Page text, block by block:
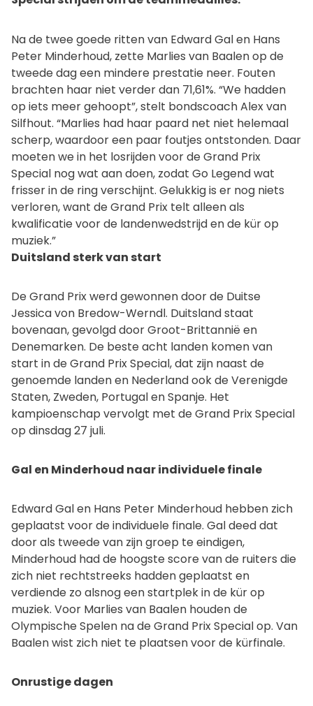
Na de twee goede ritten van Edward Gal en Hans
Peter Minderhoud, zette Marlies van Baalen op de
tweede dag een mindere prestatie neer. Fouten
brachten haar niet verder dan 71,61%. “We hadden
op iets meer gehoopt”, stelt bondscoach Alex van
Silfhout. “Marlies had haar paard net niet helemaal
scherp, waardoor een paar foutjes ontstonden. Daar
moeten we in het losrijden voor de Grand Prix
Special nog wat aan doen, zodat Go Legend wat
frisser in de ring verschijnt. Gelukkig is er nog niets
verloren, want de Grand Prix telt alleen als
kwalificatie voor de landenwedstrijd en de kür op
muziek.”
Duitsland sterk van start
De Grand Prix werd gewonnen door de Duitse
Jessica von Bredow-Werndl. Duitsland staat
bovenaan, gevolgd door Groot-Brittannië en
Denemarken. De beste acht landen komen van
start in de Grand Prix Special, dat zijn naast de
genoemde landen en Nederland ook de Verenigde
Staten, Zweden, Portugal en Spanje. Het
kampioenschap vervolgt met de Grand Prix Special
op dinsdag 27 juli.
Gal en Minderhoud naar individuele finale
Edward Gal en Hans Peter Minderhoud hebben zich
geplaatst voor de individuele finale. Gal deed dat
door als tweede van zijn groep te eindigen,
Minderhoud had de hoogste score van de ruiters die
zich niet rechtstreeks hadden geplaatst en
verdiende zo alsnog een startplek in de kür op
muziek. Voor Marlies van Baalen houden de
Olympische Spelen na de Grand Prix Special op. Van
Baalen wist zich niet te plaatsen voor de kürfinale.
Onrustige dagen